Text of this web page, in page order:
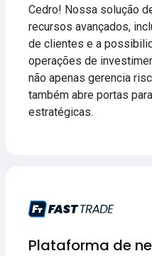
Cedro! Nossa solução
recursos avançados,
de clientes e a
operações de
não apenas gerencia
também abre portas
estratégicas.
Plataforma de